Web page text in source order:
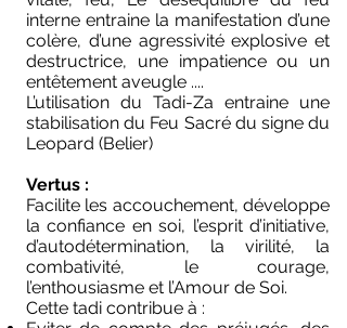
interne entraine la manifestation d’une
colère, d’une agressivité explosive et
destructrice, une impatience ou un
entêtement aveugle ....
L’utilisation du Tadi-Za entraine une
stabilisation du Feu Sacré du signe du
Leopard (Belier)
Vertus :
Facilite les accouchement, développe
la confiance en soi, l’esprit d’initiative,
d’autodétermination, la virilité, la
combativité, le courage,
l’enthousiasme et l’Amour de Soi.
Cette tadi contribue à :